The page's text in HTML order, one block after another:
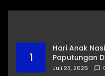
1
Hari Anak
Paputungan
Pendidikan
Juli 23, 2026